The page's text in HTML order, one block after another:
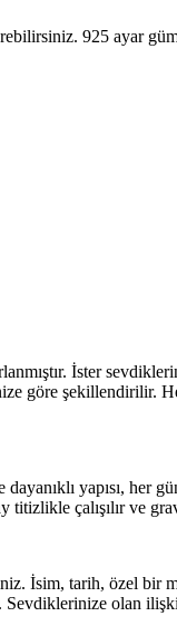
925 ayar
İster
göre şekillendirilir.
yapısı, her
titizlikle çalışılır ve
İsim, tarih, özel
olan